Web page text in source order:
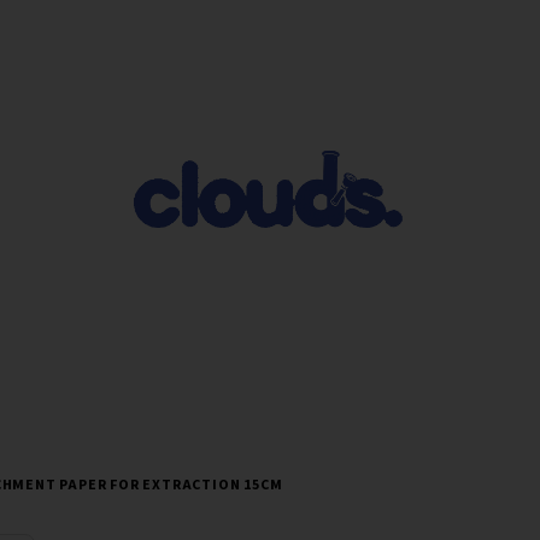
PAPER FOR EXTRACTION 15CM